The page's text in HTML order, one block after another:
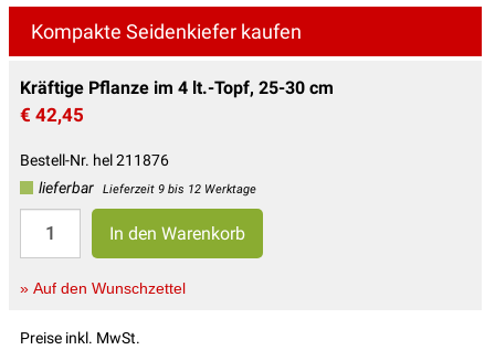
Kompakte Seidenkiefer kaufen
Kräftige Pflanze im 4 lt.-Topf, 25-30 cm
€ 42,45
Bestell-Nr. hel 211876
lieferbar
Lieferzeit 9 bis 12 Werktage
» Auf den Wunschzettel
Preise inkl. MwSt.